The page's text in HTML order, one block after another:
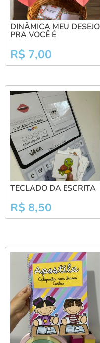
DINÂMICA MEU DESEJO
PRA VOCÊ É
R$ 7,00
TECLADO DA ESCRITA
R$ 8,50